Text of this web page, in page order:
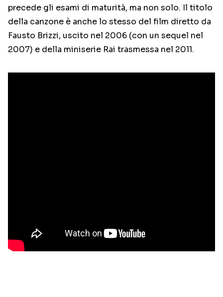
precede gli esami di maturità, ma non solo. Il titolo
della canzone è anche lo stesso del film diretto da
Fausto Brizzi, uscito nel 2006 (con un sequel nel
2007) e della miniserie Rai trasmessa nel 2011.